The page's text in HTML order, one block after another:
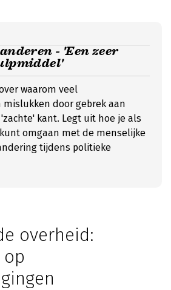
- 'Een zeer
waarom veel
door gebrek aan
kant. Legt uit hoe je als
omgaan met de menselijke
tijdens politieke
overheid: